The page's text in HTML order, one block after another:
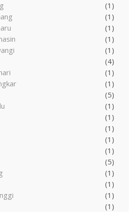
(1)
(1)
(1)
(1)
(1)
(4)
(1)
(1)
(5)
(1)
(1)
(1)
(1)
(1)
(5)
(1)
(1)
(1)
(1)